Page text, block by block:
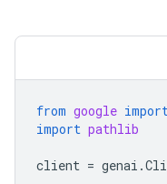
from google
import pathlib
client = genai .